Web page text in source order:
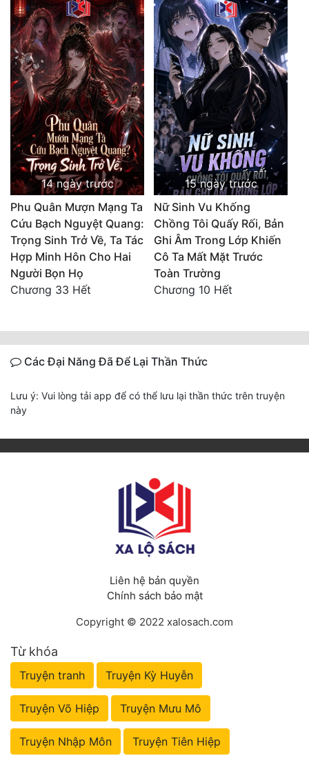
14 ngày trước
Phu Quân Mượn Mạng Ta
Cứu Bạch Nguyệt Quang:
Trọng Sinh Trở Về, Ta Tác
Hợp Minh Hôn Cho Hai
Người Bọn Họ
Chương 33 Hết
15 ngày trước
Nữ Sinh Vu Khống
Chồng Tôi Quấy Rối, Bản
Ghi Âm Trong Lớp Khiến
Cô Ta Mất Mặt Trước
Toàn Trường
Chương 10 Hết
Các Đại Năng Đã Để Lại Thần Thức
Lưu ý: Vui lòng tải app để có thể lưu lại thần thức trên truyện
này
Liên hệ bản quyền
Chính sách bảo mật
Copyright © 2022 xalosach.com
Từ khóa
Truyện tranh Truyện Kỳ Huyễn
Truyện Võ Hiệp Truyện Mưu Mô
Truyện Nhập Môn Truyện Tiên Hiệp